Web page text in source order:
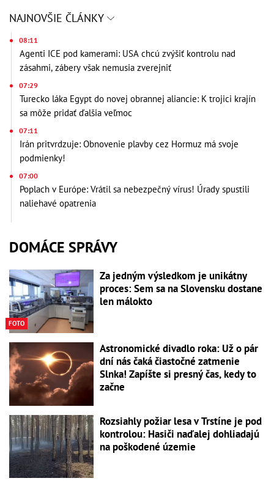
NAJNOVŠIE ČLÁNKY
08:11
Agenti ICE pod kamerami: USA chcú zvýšiť kontrolu nad
zásahmi, zábery však nemusia zverejniť
07:29
Turecko láka Egypt do novej obrannej aliancie: K trojici krajín
sa môže pridať ďalšia veľmoc
07:11
Irán pritvrdzuje: Obnovenie plavby cez Hormuz má svoje
podmienky!
07:00
Poplach v Európe: Vrátil sa nebezpečný vírus! Úrady spustili
naliehavé opatrenia
DOMÁCE SPRÁVY
FOTO
Za jedným výsledkom je unikátny
proces: Sem sa na Slovensku dostane
len málokto
Astronomické divadlo roka: Už o pár
dní nás čaká čiastočné zatmenie
Slnka! Zapíšte si presný čas, kedy to
začne
Rozsiahly požiar lesa v Trstíne je pod
kontrolou: Hasiči naďalej dohliadajú
na poškodené územie